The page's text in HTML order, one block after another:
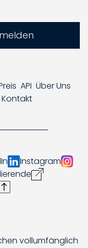
API Über Uns
Kontakt
Instagram
vollumfänglich